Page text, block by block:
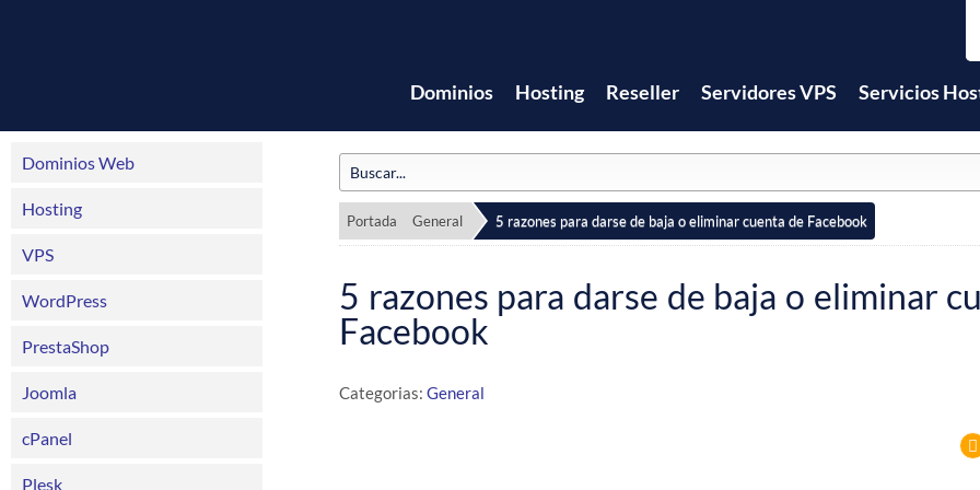
Dominios Hosting Reseller Servidores VPS Servicios
Dominios Web
Hosting
VPS
WordPress
PrestaShop
Joomla
cPanel
Plesk
Portada General 5 razones para darse de baja o eliminar cuenta de Facebook
5 razones para darse de baja o eliminar
Facebook
Categorias: General